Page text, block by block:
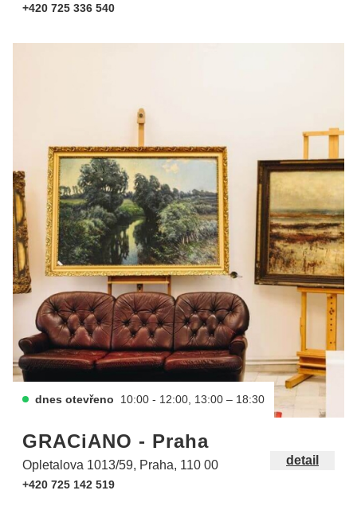
+420 725 336 540
dnes otevřeno 10:00 - 12:00, 13:00 – 18:30
GRACiANO - Praha
Opletalova 1013/59, Praha, 110 00
+420 725 142 519
detail